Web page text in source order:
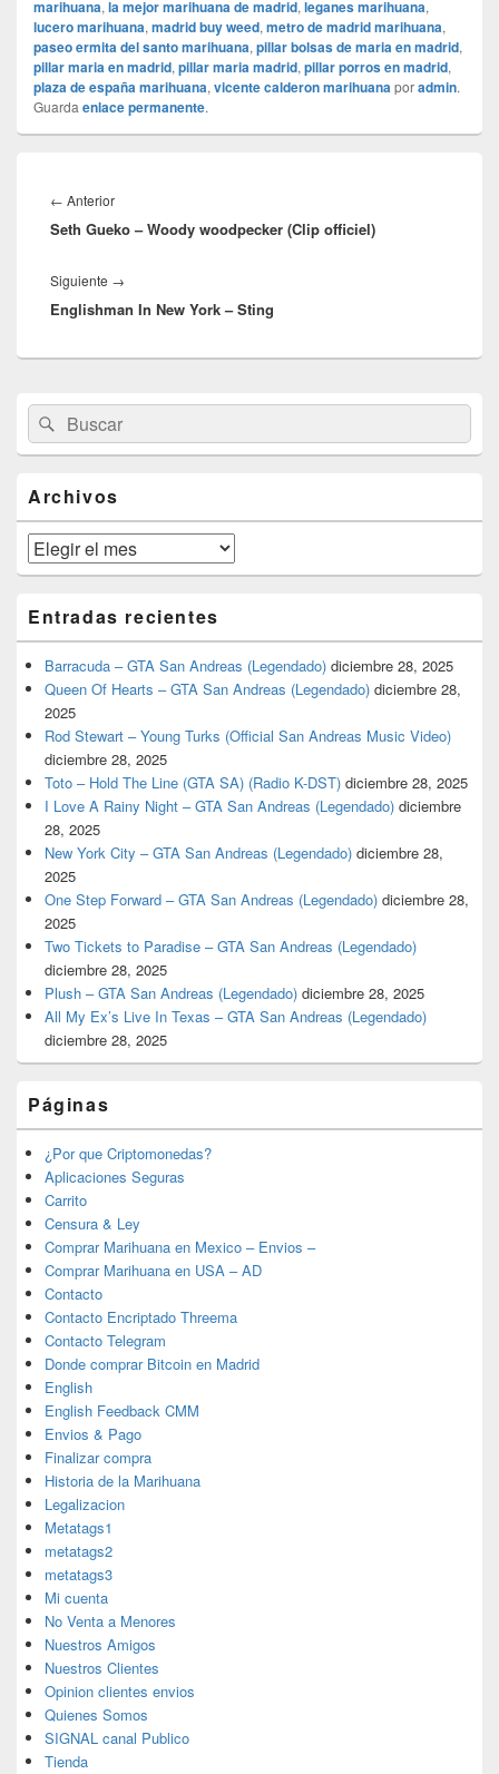
marihuana, la mejor marihuana de madrid, leganes marihuana,
lucero marihuana, madrid buy weed, metro de madrid marihuana,
paseo ermita del santo marihuana, pillar bolsas de maria en madrid,
pillar maria en madrid, pillar maria madrid, pillar porros en madrid,
plaza de españa marihuana, vicente calderon marihuanaporadmin.
Guarda enlace permanente.
de
entradas
← AnteriorEntrada
anterior:
Seth Gueko – Woody woodpecker (Clip officiel)
Siguiente →
siguiente:
Englishman In New York – Sting
área
de
widget
lateral
primaria
Buscar
por:
Buscar
Archivos
Archivos
Entradas recientes
Barracuda – GTA San Andreas (Legendado) diciembre 28, 2025
Queen Of Hearts – GTA San Andreas (Legendado) diciembre 28,
2025
Rod Stewart – Young Turks (Official San Andreas Music Video)
diciembre 28, 2025
Toto – Hold The Line (GTA SA) (Radio K-DST) diciembre 28, 2025
I Love A Rainy Night – GTA San Andreas (Legendado) diciembre
28, 2025
New York City – GTA San Andreas (Legendado) diciembre 28,
2025
One Step Forward – GTA San Andreas (Legendado) diciembre 28,
2025
Two Tickets to Paradise – GTA San Andreas (Legendado)
diciembre 28, 2025
Plush – GTA San Andreas (Legendado) diciembre 28, 2025
All My Ex’s Live In Texas – GTA San Andreas (Legendado)
diciembre 28, 2025
Páginas
¿Por que Criptomonedas?
Aplicaciones Seguras
Carrito
Censura & Ley
Comprar Marihuana en Mexico – Envios –
Comprar Marihuana en USA – AD
Contacto
Contacto Encriptado Threema
Contacto Telegram
Donde comprar Bitcoin en Madrid
English
English Feedback CMM
Envios & Pago
Finalizar compra
Historia de la Marihuana
Legalizacion
Metatags1
metatags2
metatags3
Mi cuenta
No Venta a Menores
Nuestros Amigos
Nuestros Clientes
Opinion clientes envios
Quienes Somos
SIGNAL canal Publico
Tienda